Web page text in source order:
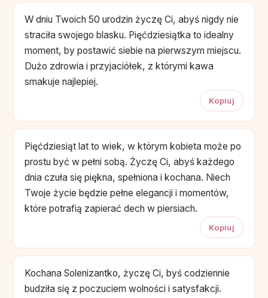
W dniu Twoich 50 urodzin życzę Ci, abyś nigdy nie
straciła swojego blasku. Pięćdziesiątka to idealny
moment, by postawić siebie na pierwszym miejscu.
Dużo zdrowia i przyjaciółek, z którymi kawa
smakuje najlepiej.
Kopiuj
Pięćdziesiąt lat to wiek, w którym kobieta może po
prostu być w pełni sobą. Życzę Ci, abyś każdego
dnia czuła się piękna, spełniona i kochana. Niech
Twoje życie będzie pełne elegancji i momentów,
które potrafią zapierać dech w piersiach.
Kopiuj
Kochana Solenizantko, życzę Ci, byś codziennie
budziła się z poczuciem wolności i satysfakcji.